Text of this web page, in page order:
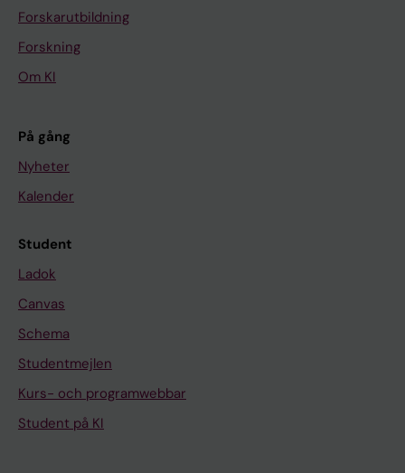
Forskarutbildning
Forskning
Om KI
På gång
Nyheter
Kalender
Student
Ladok
Canvas
Schema
Studentmejlen
Kurs- och programwebbar
Student på KI